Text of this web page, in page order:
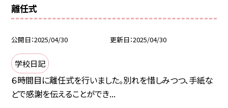
離任式
公開日 2025/04/30 更新日 2025/04/30
学校日記
６時間目に離任式を行いました。別れを惜しみつつ、手紙な
どで感謝を伝えることができ...